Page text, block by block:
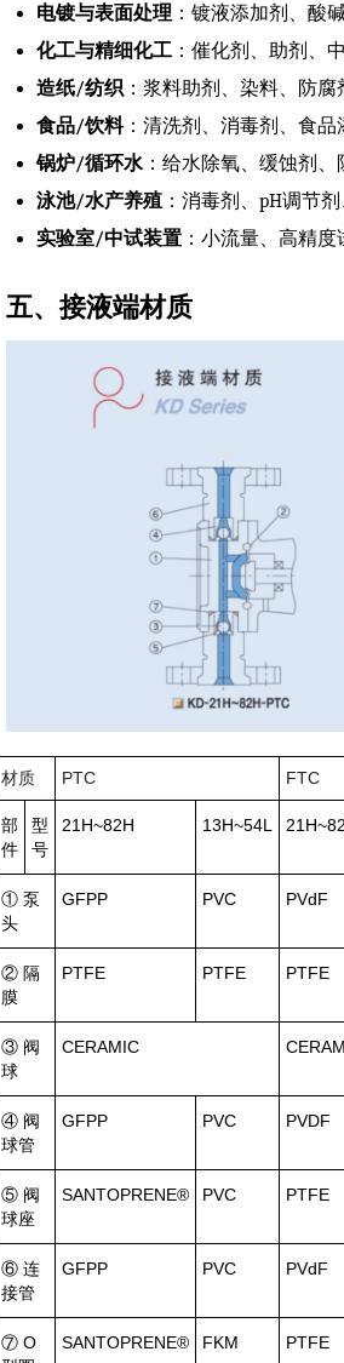
电镀与表面处理 ：镀液添加剂、酸
化工与精细化工 ：催化剂、助剂、
造纸/纺织 ：浆料助剂、染料、防
食品/饮料：清洗剂、消毒剂、食
锅炉/循环水：给水除氧、缓蚀剂
泳池/水产养殖 ：消毒剂、pH调节
实验室/中试装置 ：小流量、高精
五、接液端材质
材质 PTC FTC
部
件
型
号
21H~82H 13H~54L
① 泵
头
GFPP PVC PVdF
② 隔
膜
PTFE PTFE PTFE
③ 阀
球
CERAMIC
④ 阀
球管
GFPP PVC PVDF
⑤ 阀
球座
SANTOPRENE® PVC PTFE
⑥ 连
接管
GFPP PVC PVdF
⑦ O
SANTOPRENE® FKM PTFE